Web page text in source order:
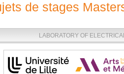
de stages
LABORATORY OF